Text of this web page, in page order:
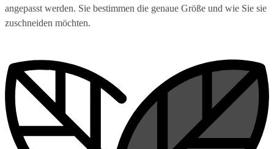
angepasst werden. Sie bestimmen die genaue Größe und wie Sie sie
zuschneiden möchten.